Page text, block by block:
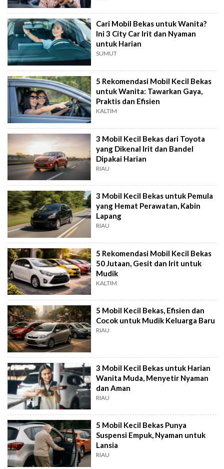
Cari Mobil Bekas untuk Wanita?
Ini 3 City Car Irit dan Nyaman
untuk Harian
SUMUT
5 Rekomendasi Mobil Kecil Bekas
untuk Wanita: Tawarkan Gaya,
Praktis dan Efisien
KALTIM
3 Mobil Kecil Bekas dari Toyota
yang Dikenal Irit dan Bandel
Dipakai Harian
RIAU
3 Mobil Kecil Bekas untuk Pemula
yang Hemat Perawatan, Kabin
Lapang
RIAU
5 Rekomendasi Mobil Kecil Bekas
50 Jutaan, Gesit dan Irit untuk
Mudik
KALTIM
5 Mobil Kecil Bekas, Efisien dan
Cocok untuk Mudik Keluarga Baru
RIAU
3 Mobil Kecil Bekas untuk Harian
Wanita Muda, Menyetir Nyaman
dan Aman
RIAU
5 Mobil Kecil Bekas Punya
Suspensi Empuk, Nyaman untuk
Lansia
RIAU